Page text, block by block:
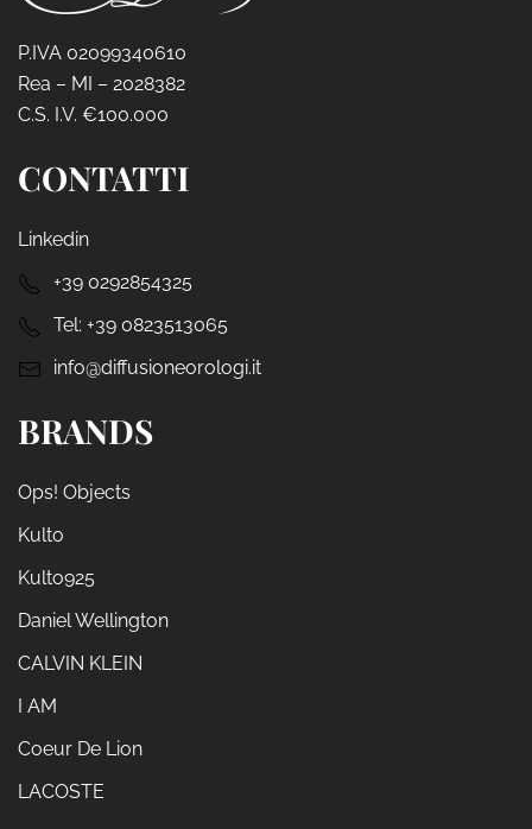
P.IVA 02099340610
Rea – MI – 2028382
C.S. I.V. €100.000
CONTATTI
Linkedin
+39 0292854325
Tel: +39 0823513065
info@diffusioneorologi.it
BRANDS
Ops! Objects
Kulto
Kulto925
Daniel Wellington
CALVIN KLEIN
I AM
Coeur De Lion
LACOSTE